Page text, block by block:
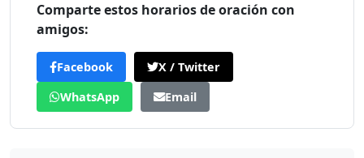
Comparte estos horarios de oración con
amigos:
Facebook
X / Twitter
WhatsApp
Email